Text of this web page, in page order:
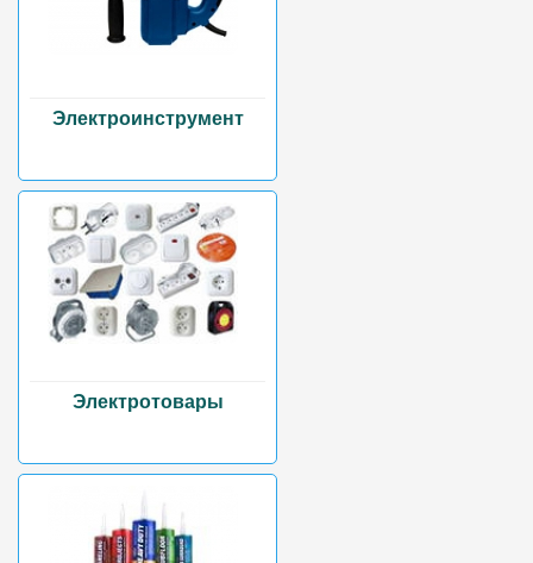
Электроинструмент
Электротовары